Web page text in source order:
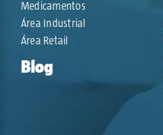
Medicamentos
Área Industrial
Área Retail
Blog